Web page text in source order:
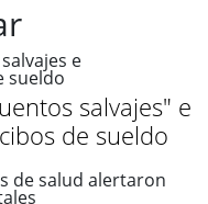
salvajes" e
de sueldo